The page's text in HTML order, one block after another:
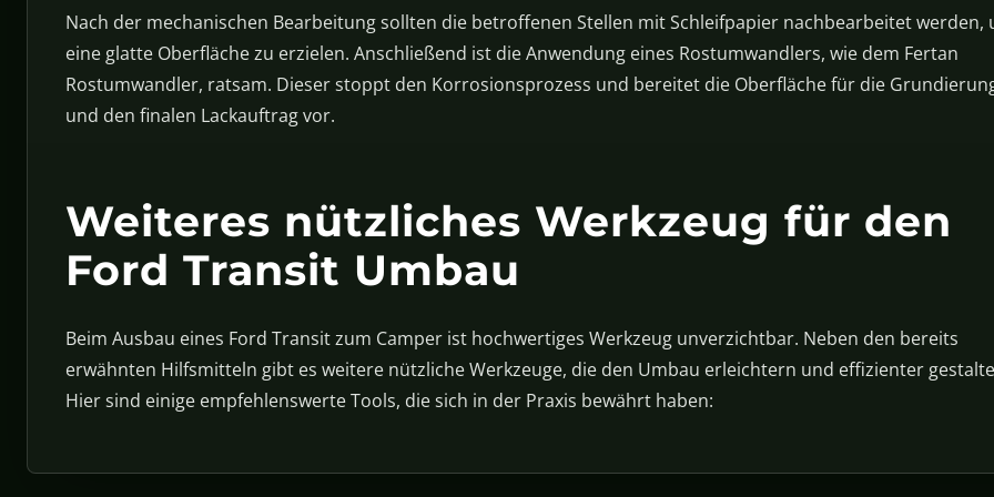
Nach der mechanischen Bearbeitung sollten die betroffenen Stellen mit Schleifpapier nachbearbeitet werden,
eine glatte Oberfläche zu erzielen. Anschließend ist die Anwendung eines Rostumwandlers, wie dem Fertan
Rostumwandler, ratsam. Dieser stoppt den Korrosionsprozess und bereitet die Oberfläche für die
und den finalen Lackauftrag vor.
Weiteres nützliches Werkzeug für den
Ford Transit Umbau
Beim Ausbau eines Ford Transit zum Camper ist hochwertiges Werkzeug unverzichtbar. Neben den bereits
erwähnten Hilfsmitteln gibt es weitere nützliche Werkzeuge, die den Umbau erleichtern und effizienter
Hier sind einige empfehlenswerte Tools, die sich in der Praxis bewährt haben: